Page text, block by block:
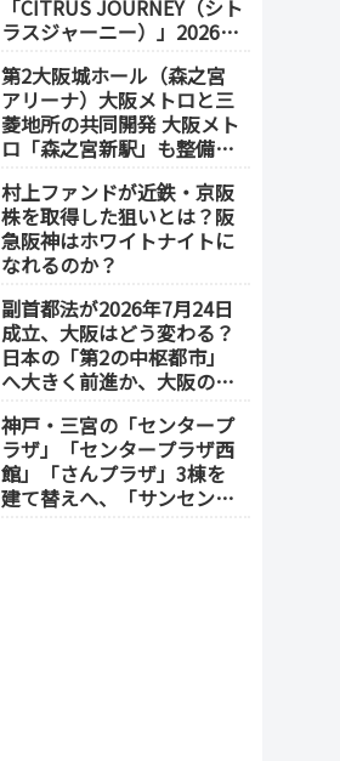
「CITRUS JOURNEY（シト
ラスジャーニー）」2026年
メトロ「本町駅」徒歩1
分）
第2大阪城ホール（森之宮
アリーナ）大阪メトロと三
菱地所の共同開発 大阪メト
ロ「森之宮新駅」も整備へ
度以降の開業（大阪城東部
地区1.5期開発）
村上ファンドが近鉄・京阪
株を取得した狙いとは？阪
急阪神はホワイトナイトに
なれるのか？
副首都法が2026年7月24日
成立、大阪はどう変わる？
日本の「第2の中枢都市」
へ大きく前進か、大阪の5
神戸・三宮の「センタープ
ラザ」「センタープラザ西
館」「さんプラザ」3棟を
建て替えへ、「サンセンタ